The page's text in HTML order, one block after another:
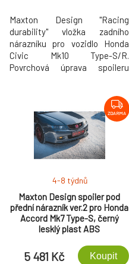
Maxton Design "Racing
durability" vložka zadního
nárazníku pro vozidlo Honda
Civic Mk10 Type-S/R.
Povrchová úprava spoileru
ZDARMA
Maxton Design spoiler pod
přední nárazník ver.2 pro Honda
Accord Mk7 Type-S, černý
lesklý plast ABS
4-8 týdnů
5 481 Kč Koupit